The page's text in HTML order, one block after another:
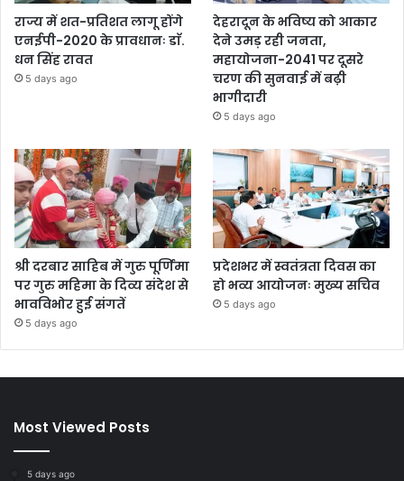
राज्य में शत-प्रतिशत लागू होंगे
एनईपी-2020 के प्रावधानः डाॅ.
धन सिंह रावत
5 days ago
देहरादून के भविष्य को आकार
देने उमड़ रही जनता,
महायोजना-2041 पर दूसरे
चरण की सुनवाई में बढ़ी
भागीदारी
5 days ago
श्री दरबार साहिब में गुरु पूर्णिमा
पर गुरु महिमा के दिव्य संदेश से
भावविभोर हुई संगतें
5 days ago
प्रदेशभर में स्वतंत्रता दिवस का
हो भव्य आयोजनः मुख्य सचिव
5 days ago
Most Viewed Posts
5 days ago